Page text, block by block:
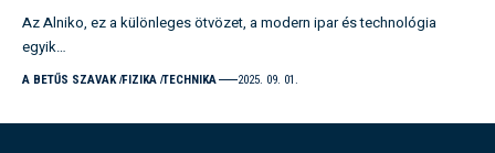
Az Alniko, ez a különleges ötvözet, a modern ipar és technológia
egyik…
A BETŰS SZAVAK FIZIKA TECHNIKA 2025. 09. 01.